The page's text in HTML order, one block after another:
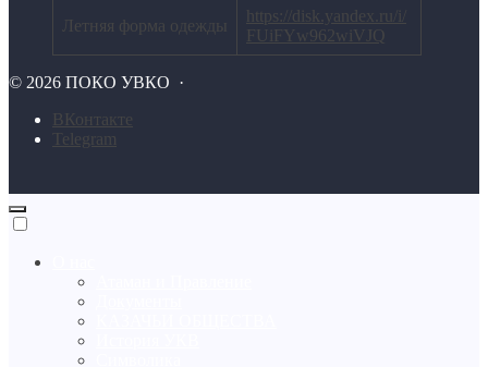
Летняя форма одежды
https://disk.yandex.ru/i/
FUiFYw962wiVJQ
© 2026 ПОКО УВКО ·
BКонтакте
Telegram